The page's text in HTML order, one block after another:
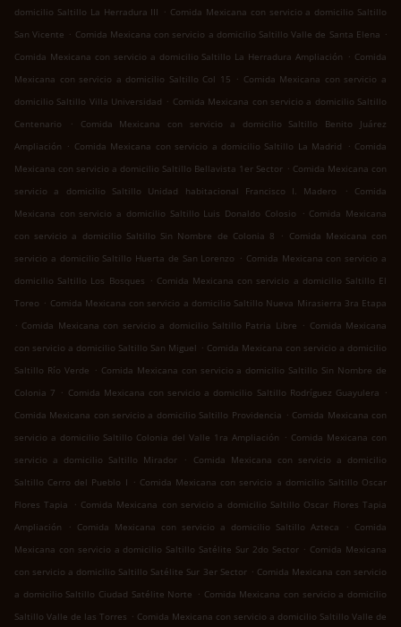
domicilio Saltillo La Herradura III . Comida Mexicana con servicio a domicilio Saltillo
San Vicente . Comida Mexicana con servicio a domicilio Saltillo Valle de Santa Elena .
Comida Mexicana con servicio a domicilio Saltillo La Herradura Ampliación . Comida
Mexicana con servicio a domicilio Saltillo Col 15 . Comida Mexicana con servicio a
domicilio Saltillo Villa Universidad . Comida Mexicana con servicio a domicilio Saltillo
Centenario
.
Comida Mexicana con servicio a domicilio Saltillo Benito Juárez
Ampliación . Comida Mexicana con servicio a domicilio Saltillo La Madrid . Comida
Mexicana con servicio a domicilio Saltillo Bellavista 1er Sector . Comida Mexicana con
servicio a domicilio Saltillo Unidad habitacional Francisco I. Madero
.
Comida
Mexicana con servicio a domicilio Saltillo Luis Donaldo Colosio
. Comida Mexicana
con servicio a domicilio Saltillo Sin Nombre de Colonia 8
. Comida Mexicana con
servicio a domicilio Saltillo Huerta de San Lorenzo . Comida Mexicana con servicio a
domicilio Saltillo Los Bosques . Comida Mexicana con servicio a domicilio Saltillo El
Toreo . Comida Mexicana con servicio a domicilio Saltillo Nueva Mirasierra 3ra Etapa
. Comida Mexicana con servicio a domicilio Saltillo Patria Libre . Comida Mexicana
con servicio a domicilio Saltillo San Miguel . Comida Mexicana con servicio a domicilio
Saltillo Río Verde . Comida Mexicana con servicio a domicilio Saltillo Sin Nombre de
Colonia 7 . Comida Mexicana con servicio a domicilio Saltillo Rodríguez Guayulera .
Comida Mexicana con servicio a domicilio Saltillo Providencia . Comida Mexicana con
servicio a domicilio Saltillo Colonia del Valle 1ra Ampliación . Comida Mexicana con
servicio a domicilio Saltillo Mirador
.
Comida Mexicana con servicio a domicilio
Saltillo Cerro del Pueblo I . Comida Mexicana con servicio a domicilio Saltillo Oscar
Flores Tapia
. Comida Mexicana con servicio a domicilio Saltillo Oscar Flores Tapia
Ampliación
. Comida Mexicana con servicio a domicilio Saltillo Azteca . Comida
Mexicana con servicio a domicilio Saltillo Satélite Sur 2do Sector . Comida Mexicana
con servicio a domicilio Saltillo Satélite Sur 3er Sector . Comida Mexicana con servicio
a domicilio Saltillo Ciudad Satélite Norte . Comida Mexicana con servicio a domicilio
Saltillo Valle de las Torres . Comida Mexicana con servicio a domicilio Saltillo Valle de